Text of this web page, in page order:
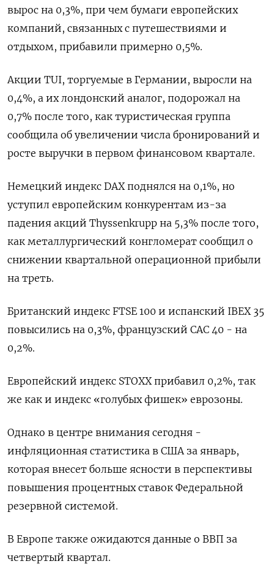
вырос на 0,3%, при чем бумаги европейских
компаний, связанных с путешествиями и
отдыхом, прибавили примерно 0,5%.
Акции TUI, торгуемые в Германии, выросли на
0,4%, а их лондонский аналог, подорожал на
0,7% после того, как туристическая группа
сообщила об увеличении числа бронирований и
росте выручки в первом финансовом квартале.
Немецкий индекс DAX поднялся на 0,1%, но
уступил европейским конкурентам из-за
падения акций Thyssenkrupp на 5,3% после того,
как металлургический конгломерат сообщил о
снижении квартальной операционной прибыли
на треть.
Британский индекс FTSE 100 и испанский IBEX 35
повысились на 0,3%, французский CAC 40 - на
0,2%.
Европейский индекс STOXX прибавил 0,2%, так
же как и индекс «голубых фишек» еврозоны.
Однако в центре внимания сегодня -
инфляционная статистика в США за январь,
которая внесет больше ясности в перспективы
повышения процентных ставок Федеральной
резервной системой.
В Европе также ожидаются данные о ВВП за
четвертый квартал.